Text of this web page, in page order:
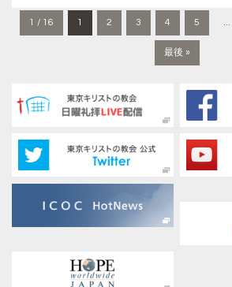
1 / 16 1 2 3 4 5 ...
最後 »